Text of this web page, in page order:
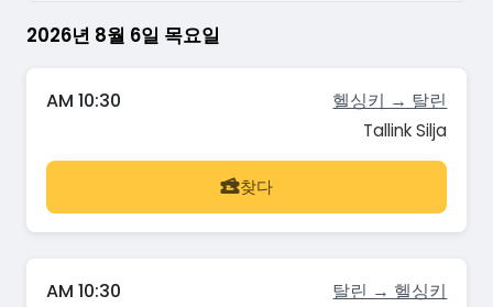
2026년 8월 6일 목요일
AM 10:30 헬싱키 → 탈린
Tallink Silja
찾다
AM 10:30 탈린 → 헬싱키